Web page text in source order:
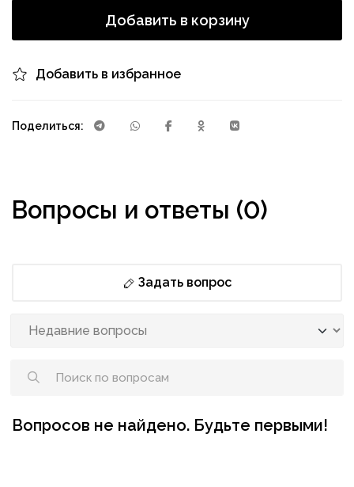
Добавить в корзину
Добавить в избранное
Поделиться:
Вопросы и ответы (0)
Задать вопрос
Вопросов не найдено. Будьте первыми!